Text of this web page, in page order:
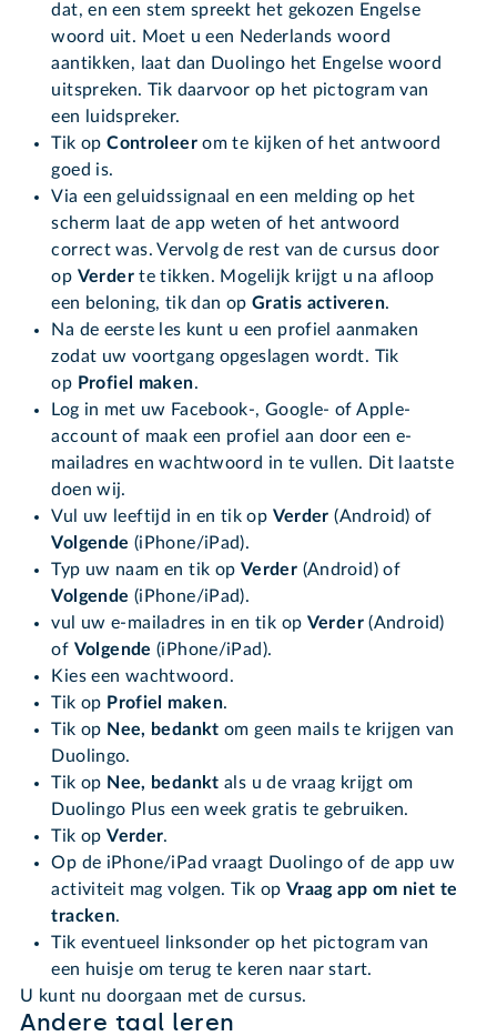
dat, en een stem spreekt het gekozen Engelse
woord uit. Moet u een Nederlands woord
aantikken, laat dan Duolingo het Engelse woord
uitspreken. Tik daarvoor op het pictogram van
een luidspreker.
Tik opControleerom te kijken of het antwoord
goed is.
Via een geluidssignaal en een melding op het
scherm laat de app weten of het antwoord
correct was. Vervolg de rest van de cursus door
op Verderte tikken. Mogelijk krijgt u na afloop
een beloning, tik dan op Gratis activeren.
Na de eerste les kunt u een profiel aanmaken
zodat uw voortgang opgeslagen wordt. Tik
op Profiel maken.
Log in met uw Facebook-, Google- of Apple-
account of maak een profiel aan door een e-
mailadres en wachtwoord in te vullen. Dit laatste
doen wij.
Vul uw leeftijd in en tik op Verder (Android) of
Volgende (iPhone/iPad).
Typ uw naam en tik op Verder (Android) of
Volgende (iPhone/iPad).
vul uw e-mailadres in en tik op Verder(Android)
of Volgende (iPhone/iPad).
Kies een wachtwoord.
Tik op Profiel maken.
Tik op Nee, bedankt om geen mails te krijgen van
Duolingo.
Tik op Nee, bedankt als u de vraag krijgt om
Duolingo Plus een week gratis te gebruiken.
Tik opVerder.
Op de iPhone/iPad vraagt Duolingo of de app uw
activiteit mag volgen. Tik op Vraag app om niet te
tracken.
Tik eventueel linksonder op het pictogram van
een huisje om terug te keren naar start.
U kunt nu doorgaan met de cursus.
Andere taal leren